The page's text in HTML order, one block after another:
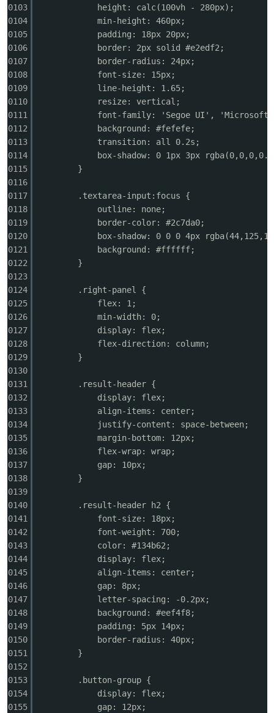
0103
0104
0105
0106
0107
0108
0109
0110
0111
0112
0113
0114
0115
0116
0117
0118
0119
0120
0121
0122
0123
0124
0125
0126
0127
0128
0129
0130
0131
0132
0133
0134
0135
0136
0137
0138
0139
0140
0141
0142
0143
0144
0145
0146
0147
0148
0149
0150
0151
0152
0153
0154
0155
height: calc(100vh - 280px);
min-height: 460px;
padding: 18px 20px;
border: 2px solid #e2edf2;
border-radius: 24px;
font-size: 15px;
line-height: 1.65;
resize: vertical;
font-family: 'Segoe UI', 'Microsoft
background: #fefefe;
transition: all 0.2s;
box-shadow: 0 1px 3px
}
.textarea-input:focus {
outline: none;
border-color: #2c7da0;
box-shadow: 0 0 0 4px
background: #ffffff;
}
.right-panel {
flex: 1;
min-width: 0;
display: flex;
flex-direction: column;
}
.result-header {
display: flex;
align-items: center;
justify-content: space-between;
margin-bottom: 12px;
flex-wrap: wrap;
gap: 10px;
}
.result-header h2 {
font-size: 18px;
font-weight: 700;
color: #134b62;
display: flex;
align-items: center;
gap: 8px;
letter-spacing: -0.2px;
background: #eef4f8;
padding: 5px 14px;
border-radius: 40px;
}
.button-group {
display: flex;
gap: 12px;